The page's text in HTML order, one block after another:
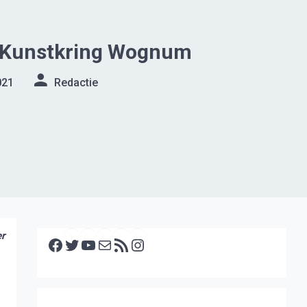
Wognum
Redactie
Facebook Twitter YouTube E-mail RSS feed